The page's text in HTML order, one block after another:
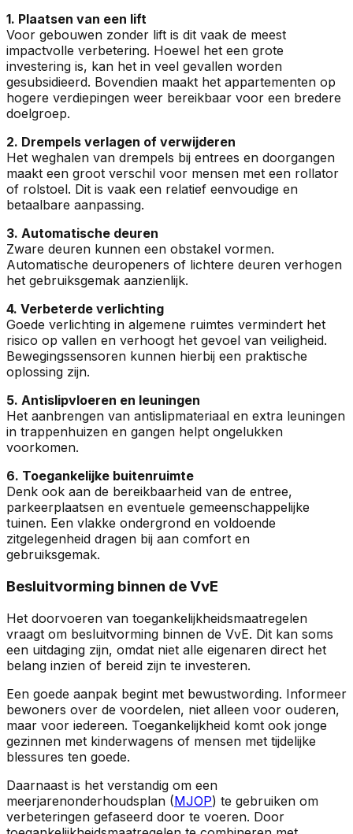
1. Plaatsen van een lift
Voor gebouwen zonder lift is dit vaak de meest
impactvolle verbetering. Hoewel het een grote
investering is, kan het in veel gevallen worden
gesubsidieerd. Bovendien maakt het appartementen op
hogere verdiepingen weer bereikbaar voor een bredere
doelgroep.
2. Drempels verlagen of verwijderen
Het weghalen van drempels bij entrees en doorgangen
maakt een groot verschil voor mensen met een rollator
of rolstoel. Dit is vaak een relatief eenvoudige en
betaalbare aanpassing.
3. Automatische deuren
Zware deuren kunnen een obstakel vormen.
Automatische deuropeners of lichtere deuren verhogen
het gebruiksgemak aanzienlijk.
4. Verbeterde verlichting
Goede verlichting in algemene ruimtes vermindert het
risico op vallen en verhoogt het gevoel van veiligheid.
Bewegingssensoren kunnen hierbij een praktische
oplossing zijn.
5. Antislipvloeren en leuningen
Het aanbrengen van antislipmateriaal en extra leuningen
in trappenhuizen en gangen helpt ongelukken
voorkomen.
6. Toegankelijke buitenruimte
Denk ook aan de bereikbaarheid van de entree,
parkeerplaatsen en eventuele gemeenschappelijke
tuinen. Een vlakke ondergrond en voldoende
zitgelegenheid dragen bij aan comfort en
gebruiksgemak.
Besluitvorming binnen de VvE
Het doorvoeren van toegankelijkheidsmaatregelen
vraagt om besluitvorming binnen de VvE. Dit kan soms
een uitdaging zijn, omdat niet alle eigenaren direct het
belang inzien of bereid zijn te investeren.
Een goede aanpak begint met bewustwording. Informeer
bewoners over de voordelen, niet alleen voor ouderen,
maar voor iedereen. Toegankelijkheid komt ook jonge
gezinnen met kinderwagens of mensen met tijdelijke
blessures ten goede.
Daarnaast is het verstandig om een
meerjarenonderhoudsplan (MJOP) te gebruiken om
verbeteringen gefaseerd door te voeren. Door